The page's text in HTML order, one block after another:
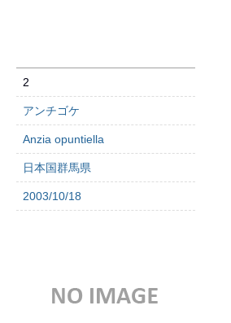
2
アンチゴケ
Anzia opuntiella
日本国群馬県
2003/10/18